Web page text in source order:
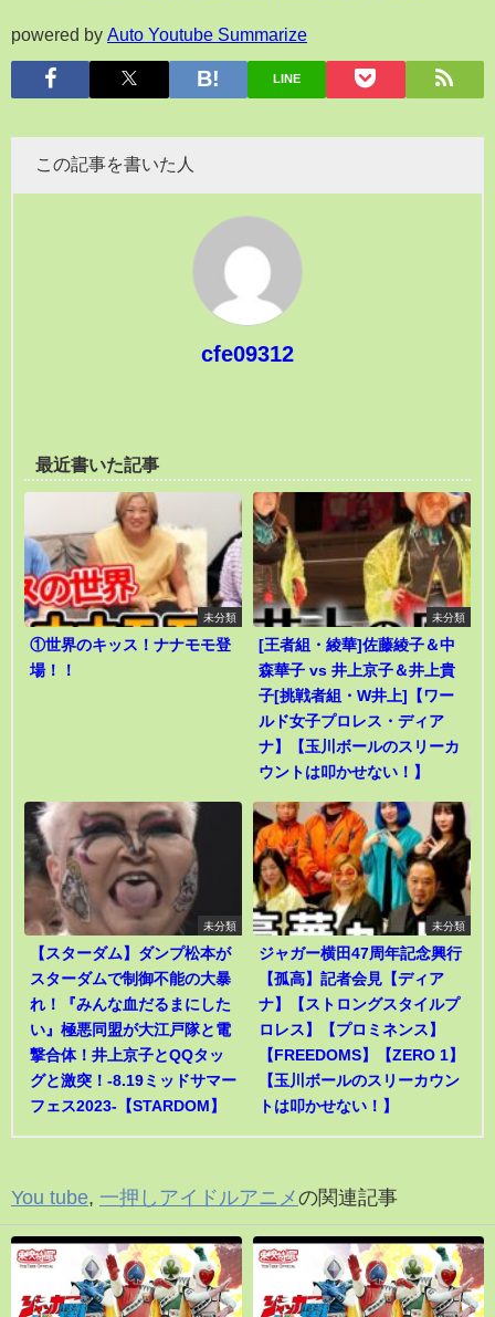
powered by Auto Youtube Summarize
LINE
この記事を書いた人
cfe09312
最近書いた記事
未分類
①世界のキッス！ナナモモ登
場！！
未分類
[王者組・綾華]佐藤綾子＆中
森華子 vs 井上京子＆井上貴
子[挑戦者組・W井上]【ワー
ルド女子プロレス・ディア
ナ】【玉川ボールのスリーカ
ウントは叩かせない！】
未分類
【スターダム】ダンプ松本が
スターダムで制御不能の大暴
れ！『みんな血だるまにした
い』極悪同盟が大江戸隊と電
撃合体！井上京子とQQタッ
グと激突！-8.19ミッドサマー
フェス2023-【STARDOM】
未分類
ジャガー横田47周年記念興行
【孤高】記者会見【ディア
ナ】【ストロングスタイルプ
ロレス】【プロミネンス】
【FREEDOMS】【ZERO 1】
【玉川ボールのスリーカウン
トは叩かせない！】
You tube, 一押しアイドルアニメの関連記事